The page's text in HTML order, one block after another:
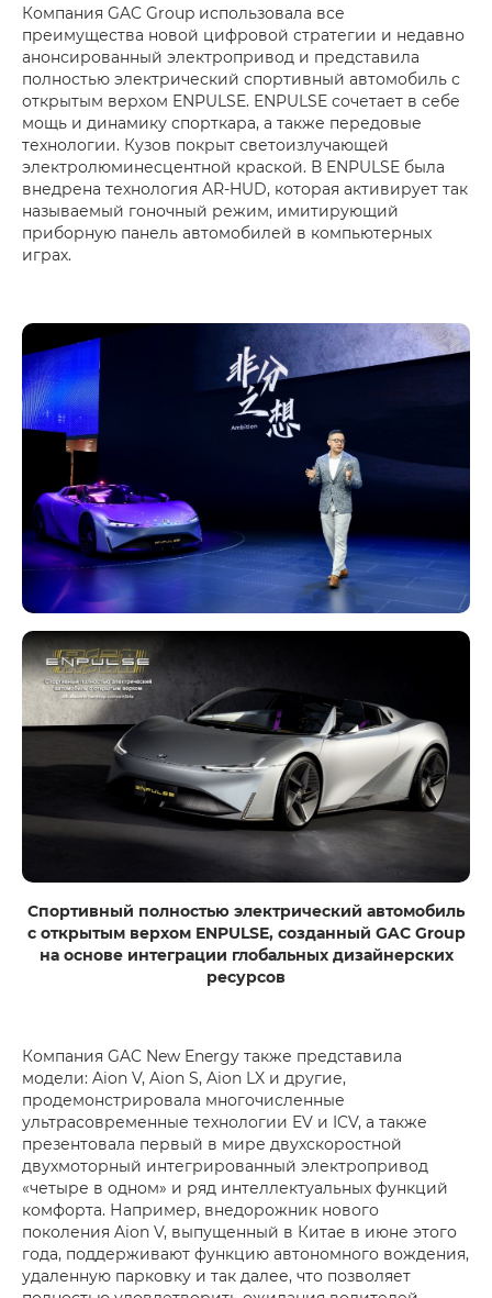
Компания GAC Group использовала все
преимущества новой цифровой стратегии и недавно
анонсированный электропривод и представила
полностью электрический спортивный автомобиль с
открытым верхом ENPULSE. ENPULSE сочетает в себе
мощь и динамику спорткара, а также передовые
технологии. Кузов покрыт светоизлучающей
электролюминесцентной краской. В ENPULSE была
внедрена технология AR-HUD, которая активирует так
называемый гоночный режим, имитирующий
приборную панель автомобилей в компьютерных
играх.
Спортивный полностью электрический автомобиль
с открытым верхом ENPULSE, созданный GAC Group
на основе интеграции глобальных дизайнерских
ресурсов
Компания GAC New Energy также представила
модели: Aion V, Aion S, Aion LX и другие,
продемонстрировала многочисленные
ультрасовременные технологии EV и ICV, а также
презентовала первый в мире двухскоростной
двухмоторный интегрированный электропривод
«четыре в одном» и ряд интеллектуальных функций
комфорта. Например, внедорожник нового
поколения Aion V, выпущенный в Китае в июне этого
года, поддерживают функцию автономного вождения,
удаленную парковку и так далее, что позволяет